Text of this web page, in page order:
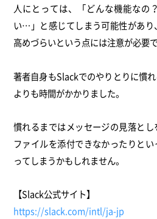
人にとっては、「どんな機能なの
い…」と感じてしまう可能性があ
高めづらいという点には注意が必要で
著者自身もSlackでのやりとりに慣
よりも時間がかかりました。
慣れるまではメッセージの見落と
ファイルを添付できなかったりと
ってしまうかもしれません。
【Slack公式サイト】
https://slack.com/intl/ja-jp